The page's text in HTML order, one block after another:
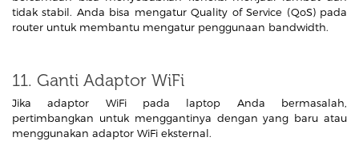
tidak stabil. Anda bisa mengatur Quality of Service (QoS) pada
router untuk membantu mengatur penggunaan bandwidth.
11. Ganti Adaptor WiFi
Jika adaptor WiFi pada laptop Anda bermasalah,
pertimbangkan untuk menggantinya dengan yang baru atau
menggunakan adaptor WiFi eksternal.